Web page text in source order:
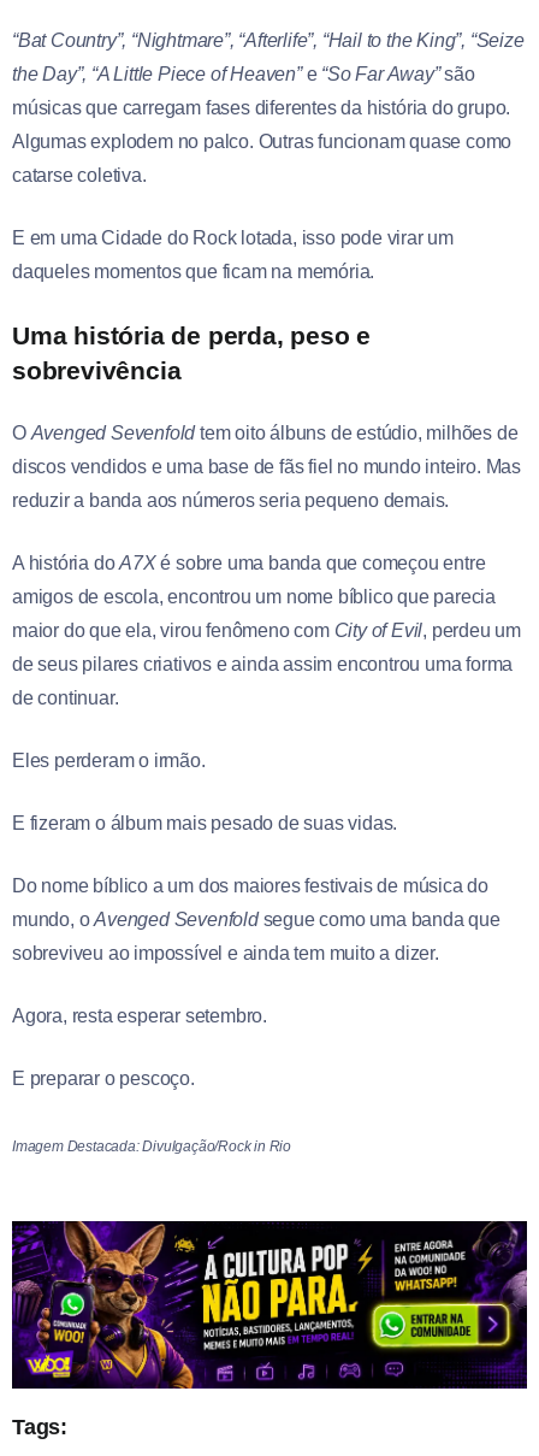
“Bat Country”, “Nightmare”, “Afterlife”, “Hail to the King”, “Seize
the Day”, “A Little Piece of Heaven”e “So Far Away”são
músicas que carregam fases diferentes da história do grupo.
Algumas explodem no palco. Outras funcionam quase como
catarse coletiva.
E em uma Cidade do Rock lotada, isso pode virar um
daqueles momentos que ficam na memória.
Uma história de perda, peso e
sobrevivência
O Avenged Sevenfoldtem oito álbuns de estúdio, milhões de
discos vendidos e uma base de fãs fiel no mundo inteiro. Mas
reduzir a banda aos números seria pequeno demais.
A história doA7Xé sobre uma banda que começou entre
amigos de escola, encontrou um nome bíblico que parecia
maior do que ela, virou fenômeno com City of Evil, perdeu um
de seus pilares criativos e ainda assim encontrou uma forma
de continuar.
Eles perderam o irmão.
E fizeram o álbum mais pesado de suas vidas.
Do nome bíblico a um dos maiores festivais de música do
mundo, oAvenged Sevenfoldsegue como uma banda que
sobreviveu ao impossível e ainda tem muito a dizer.
Agora, resta esperar setembro.
E preparar o pescoço.
Imagem Destacada: Divulgação/Rock in Rio
Tags: